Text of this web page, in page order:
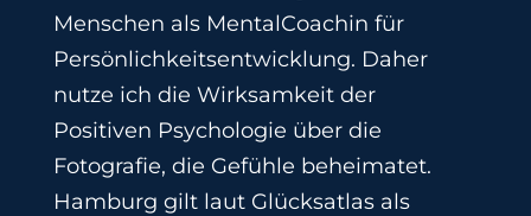
Menschen als MentalCoachin für
Persönlichkeitsentwicklung. Daher
nutze ich die Wirksamkeit der
Positiven Psychologie über die
Fotografie, die Gefühle beheimatet.
Hamburg gilt laut Glücksatlas als